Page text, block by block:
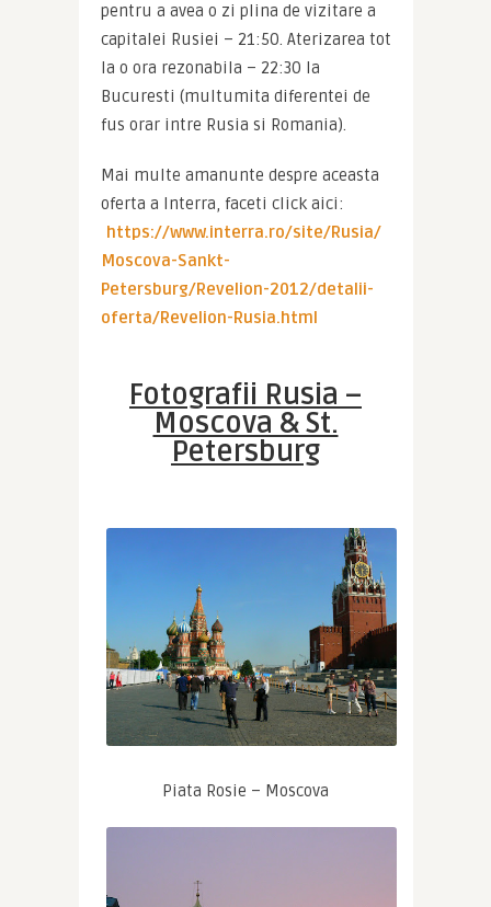
pentru a avea o zi plina de vizitare a
capitalei Rusiei – 21:50. Aterizarea tot
la o ora rezonabila – 22:30 la
Bucuresti (multumita diferentei de
fus orar intre Rusia si Romania).
Mai multe amanunte despre aceasta
https://www.interra.ro/site/Rusia/
Moscova-Sankt-
Petersburg/Revelion-2012/detalii-
oferta/Revelion-Rusia.html
Fotografii Rusia –
Moscova & St.
Petersburg
Piata Rosie – Moscova